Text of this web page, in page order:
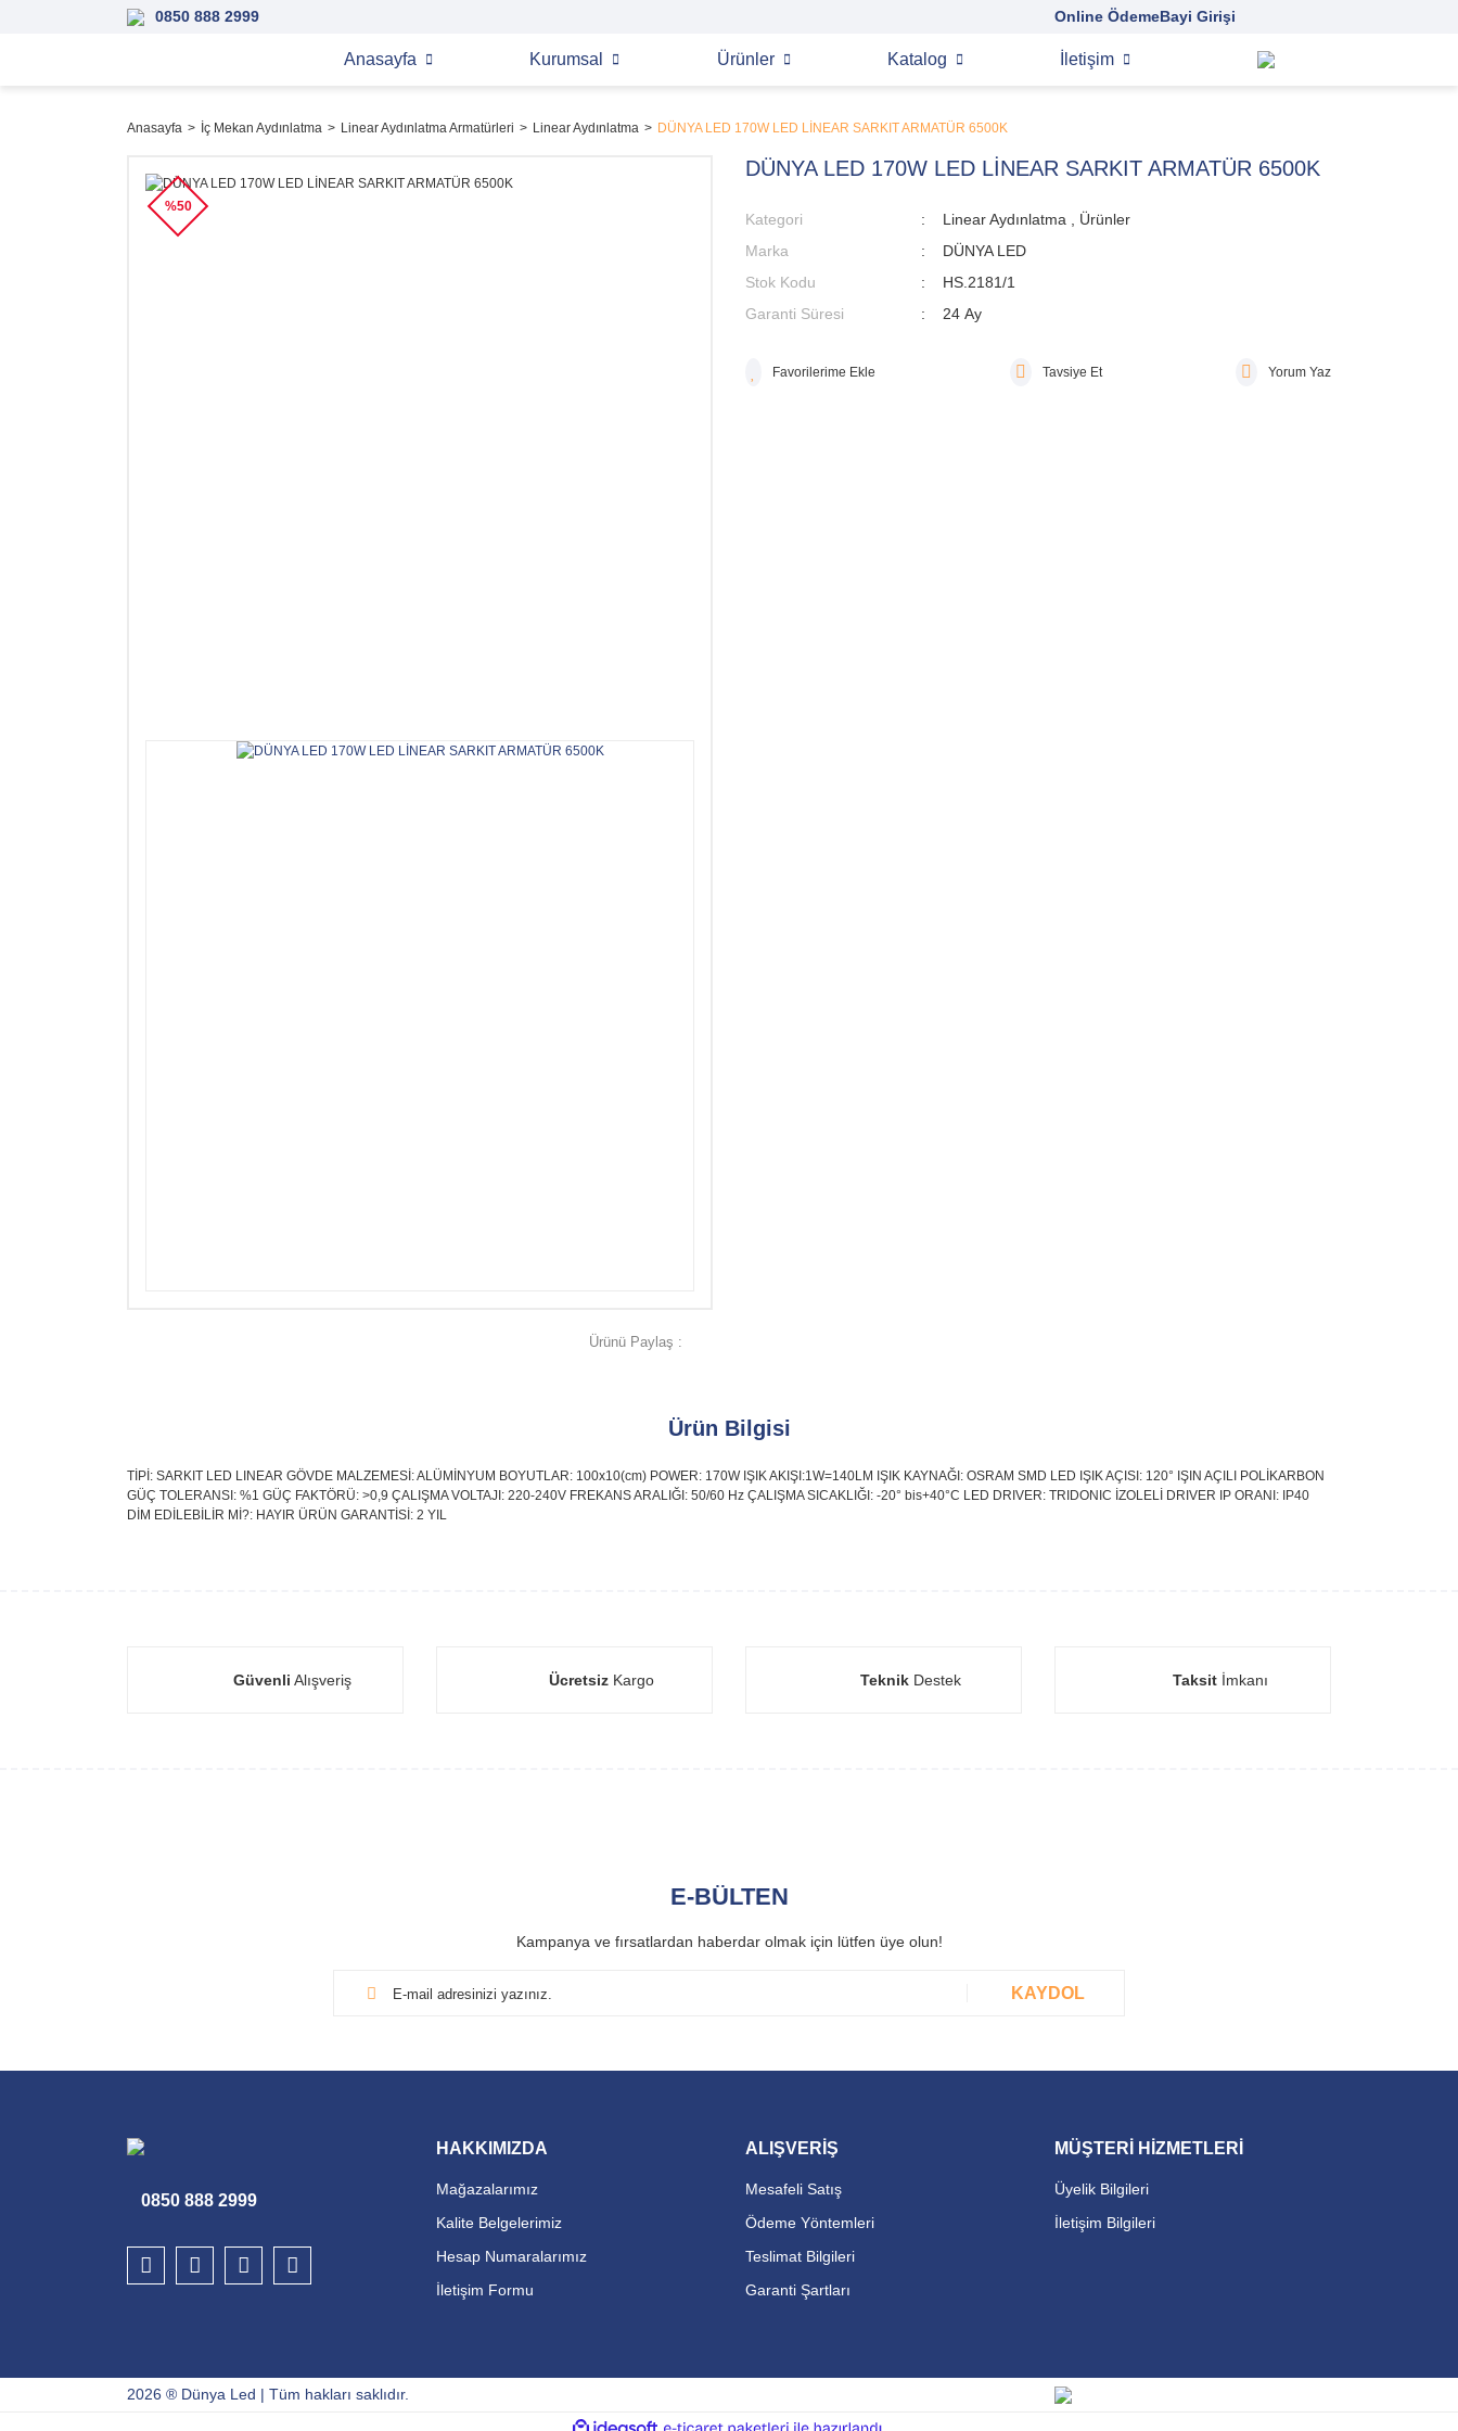
0850 888 2999 Online ÖdemeBayi Girişi
Anasayfa Kurumsal Ürünler Katalog İletişim
Anasayfa İç Mekan Aydınlatma Linear Aydınlatma Armatürleri Linear Aydınlatma DÜNYA LED 170W LED LİNEAR SARKIT ARMATÜR 6500K
%50
Ürünü Paylaş :
DÜNYA LED 170W LED LİNEAR SARKIT ARMATÜR 6500K
Kategori Linear Aydınlatma
Ürünler
Marka
DÜNYA LED
Stok Kodu
HS.2181/1
Garanti Süresi
24 Ay
Tavsiye Et Yorum Yaz
Ürün Bilgisi
TİPİ: SARKIT LED LINEAR GÖVDE MALZEMESİ: ALÜMİNYUM BOYUTLAR: 100x10(cm) POWER: 170W IŞIK AKIŞI:1W=140LM IŞIK KAYNAĞI: OSRAM SMD LED IŞIK AÇISI: 120° IŞIN AÇILI POLİKARBON
GÜÇ TOLERANSI: %1 GÜÇ FAKTÖRÜ: >0,9 ÇALIŞMA VOLTAJI: 220-240V FREKANS ARALIĞI: 50/60 Hz ÇALIŞMA SICAKLIĞI: -20° bis+40°C LED DRIVER: TRIDONIC İZOLELİ DRIVER IP ORANI: IP40
DİM EDİLEBİLİR Mİ?: HAYIR ÜRÜN GARANTİSİ: 2 YIL
Güvenli Alışveriş Ücretsiz Kargo Teknik Destek Taksitİmkanı
E-BÜLTEN
Kampanya ve fırsatlardan haberdar olmak için lütfen üye olun!
KAYDOL
0850 888 2999
HAKKIMIZDA
Mağazalarımız
Kalite Belgelerimiz
Hesap Numaralarımız
İletişim Formu
ALIŞVERİŞ
Mesafeli Satış
Ödeme Yöntemleri
Teslimat Bilgileri
Garanti Şartları
MÜŞTERİ HİZMETLERİ
Üyelik Bilgileri
İletişim Bilgileri
2026 ® Dünya Led | Tüm hakları saklıdır.